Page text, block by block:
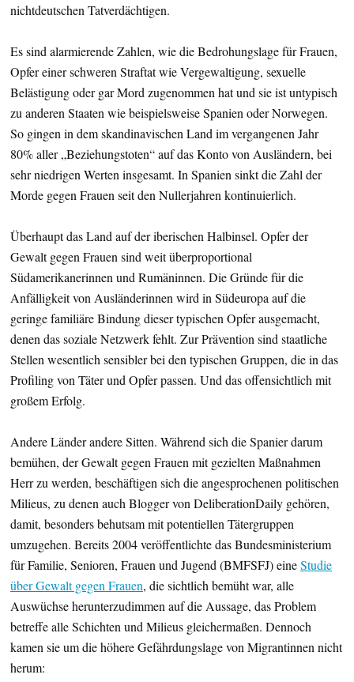
nichtdeutschen Tatverdächtigen.
Es sind alarmierende Zahlen, wie die Bedrohungslage für Frauen,
Opfer einer schweren Straftat wie Vergewaltigung, sexuelle
Belästigung oder gar Mord zugenommen hat und sie ist untypisch
zu anderen Staaten wie beispielsweise Spanien oder Norwegen.
So gingen in dem skandinavischen Land im vergangenen Jahr
80% aller „Beziehungstoten“ auf das Konto von Ausländern, bei
sehr niedrigen Werten insgesamt. In Spanien sinkt die Zahl der
Morde gegen Frauen seit den Nullerjahren kontinuierlich.
Überhaupt das Land auf der iberischen Halbinsel. Opfer der
Gewalt gegen Frauen sind weit überproportional
Südamerikanerinnen und Rumäninnen. Die Gründe für die
Anfälligkeit von Ausländerinnen wird in Südeuropa auf die
geringe familiäre Bindung dieser typischen Opfer ausgemacht,
denen das soziale Netzwerk fehlt. Zur Prävention sind staatliche
Stellen wesentlich sensibler bei den typischen Gruppen, die in das
Profiling von Täter und Opfer passen. Und das offensichtlich mit
großem Erfolg.
Andere Länder andere Sitten. Während sich die Spanier darum
bemühen, der Gewalt gegen Frauen mit gezielten Maßnahmen
Herr zu werden, beschäftigen sich die angesprochenen politischen
Milieus, zu denen auch Blogger von DeliberationDaily gehören,
damit, besonders behutsam mit potentiellen Tätergruppen
umzugehen. Bereits 2004 veröffentlichte das Bundesministerium
für Familie, Senioren, Frauen und Jugend (BMFSFJ) eineStudie
über Gewalt gegen Frauen, die sichtlich bemüht war, alle
Auswüchse herunterzudimmen auf die Aussage, das Problem
betreffe alle Schichten und Milieus gleichermaßen. Dennoch
kamen sie um die höhere Gefährdungslage von Migrantinnen nicht
herum: